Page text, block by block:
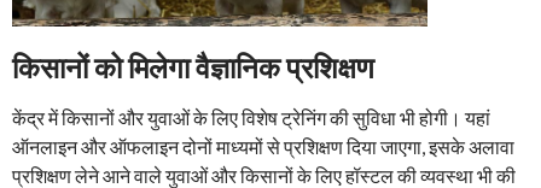
किसानों को मिलेगा वैज्ञानिक प्रशिक्षण
केंद्र में किसानों और युवाओं के लिए विशेष ट्रेनिंग की सुविधा भी होगी। यहां
ऑनलाइन और ऑफलाइन दोनों माध्यमों से प्रशिक्षण दिया जाएगा, इसके अलावा
प्रशिक्षण लेने आने वाले युवाओं और किसानों के लिए हॉस्टल की व्यवस्था भी की